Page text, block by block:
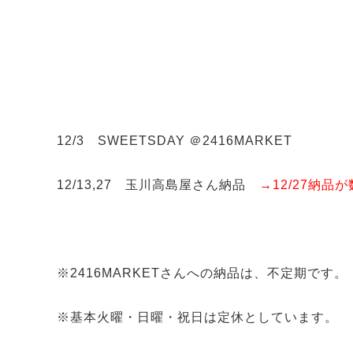
12/3 SWEETSDAY ＠2416MARKET
12/13,27 玉川高島屋さん納品 →12/27納品が
※2416MARKETさんへの納品は、不定期です。
※基本火曜・日曜・祝日は定休としています。